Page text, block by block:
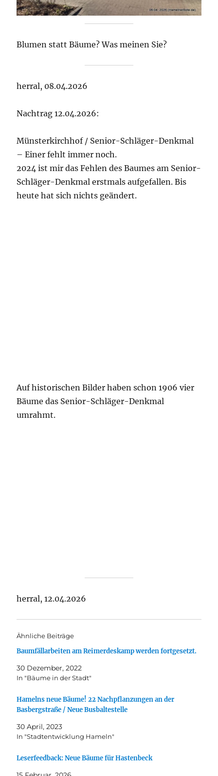
Blumen statt Bäume? Was meinen Sie?
herral, 08.04.2026
Nachtrag 12.04.2026:
Münsterkirchhof / Senior-Schläger-Denkmal
– Einer fehlt immer noch.
2024 ist mir das Fehlen des Baumes am Senior-
Schläger-Denkmal erstmals aufgefallen. Bis
heute hat sich nichts geändert.
Auf historischen Bilder haben schon 1906 vier
Bäume das Senior-Schläger-Denkmal
umrahmt.
herral, 12.04.2026
Ähnliche Beiträge
Baumfällarbeiten am Reimerdeskamp werden fortgesetzt.
30 Dezember, 2022
In "Bäume in der Stadt"
Hamelns neue Bäume! 22 Nachpflanzungen an der
Basbergstraße / Neue Busbaltestelle
30 April, 2023
In "Stadtentwicklung Hameln"
Leserfeedback: Neue Bäume für Hastenbeck